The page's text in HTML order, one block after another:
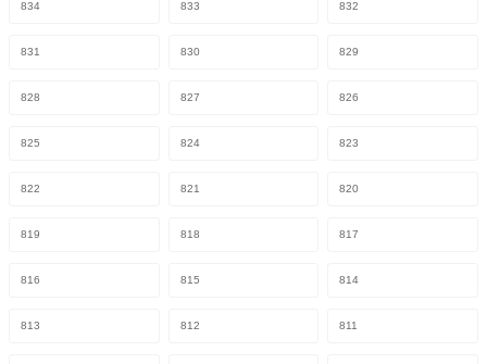
834 833 832
831 830 829
828 827 826
825 824 823
822 821 820
819 818 817
816 815 814
813 812 811